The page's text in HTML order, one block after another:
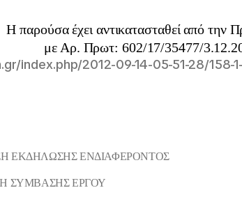
Η παρούσα έχει αντικατασταθεί από την
με Αρ. Πρωτ: 602/17/35477/
index.php/2012-09-14-05-51-28/158-
ΕΚΔΗΛΩΣΗΣ ΕΝΔΙΑΦΕΡΟΝΤΟΣ
ΣΥΜΒΑΣΗΣ ΕΡΓΟΥ